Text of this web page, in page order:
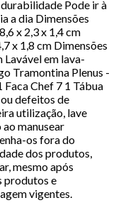
Pode ir à
a dia Dimensões
x 2,3 x 1,4 cm
x 1,8 cm Dimensões
Lavável em lava-
Tramontina Plenus -
Faca Chef 7 1 Tábua
defeitos de
utilização, lave
ao manusear
os fora do
dos produtos,
mesmo após
produtos e
vigentes.